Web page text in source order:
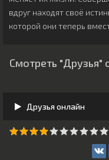
вдруг находят своё
которой они теперь
Смотреть "Друзья"
Друзья онлайн